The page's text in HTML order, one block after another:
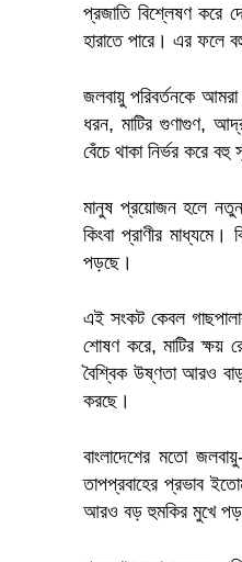
প্রজাতি বিশ্লেষণ করে
হারাতে পারে। এর ফলে
জলবায়ু পরিবর্তনকে
ধরন, মাটির গুণাগুণ,
বেঁচে থাকা নির্ভর করে
মানুষ প্রয়োজন হলে নতুন
কিংবা প্রাণীর
পড়ছে।
এই সংকট কেবল
শোষণ করে, মাটির ক্ষয়
বৈশ্বিক উষ্ণতা আরও
করছে।
বাংলাদেশের মতো
তাপপ্রবাহের প্রভাব
আরও বড় হুমকির মুখে